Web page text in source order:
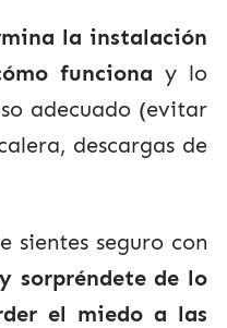
la instalación
funciona y lo
adecuado (evitar
descargas de
sientes seguro con
sorpréndete de lo
el miedo a las